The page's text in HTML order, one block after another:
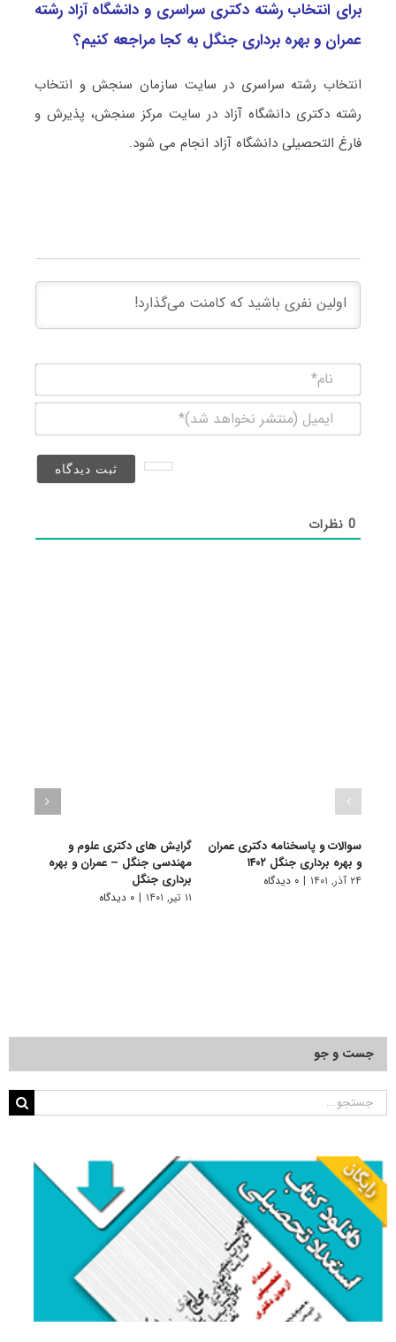
برای انتخاب رشته دکتری سراسری و دانشگاه آزاد رشته
ﻋﻤﺮان و ﺑﻬﺮه ﺑﺮداری ﺟﻨﮕﻞ به کجا مراجعه کنیم؟
انتخاب رشته سراسری در سایت سازمان سنجش و انتخاب
رشته دکتری دانشگاه آزاد در سایت مرکز سنجش، پذیرش و
فارغ التحصیلی دانشگاه آزاد انجام می شود.
(منتشر
0نظرات
سوالات و پاسخنامه دکتری عمران
و بهره برداری جنگل ۱۴۰۲
۲۴ آذر, ۱۴۰۱ | ۰ دیدگاه
گرایش های دکتری علوم و
مهندسی ﺟﻨﮕﻞ – ﻋﻤﺮان و ﺑﻬﺮه
ﺑﺮداری ﺟﻨﮕﻞ
۱۱ تیر, ۱۴۰۱ | ۰ دیدگاه
جست و جو
جستجو